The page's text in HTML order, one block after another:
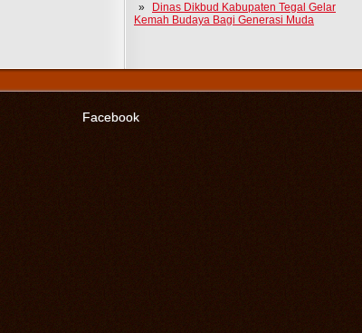
Dinas Dikbud Kabupaten Tegal Gelar
Kemah Budaya Bagi Generasi Muda
Facebook